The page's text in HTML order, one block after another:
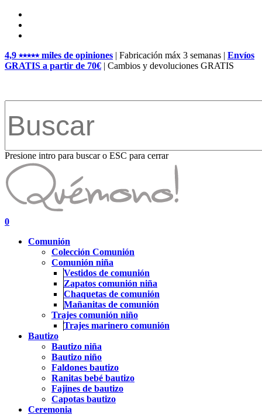
Skip
main
4,9 ⭑⭑⭑⭑⭑ miles de opiniones | Fabricación máx 3 semanas | Envíos
GRATIS a partir de 70€ | Cambios y devoluciones GRATIS
Presione intro para buscar o ESC para cerrar
Close
Search
search
account
0
Comunión
Colección Comunión
Comunión niña
Vestidos de comunión
Zapatos comunión niña
Chaquetas de comunión
Mañanitas de comunión
Trajes comunión niño
Trajes marinero comunión
Bautizo
Bautizo niña
Bautizo niño
Faldones bautizo
Ranitas bebé bautizo
Fajines de bautizo
Capotas bautizo
Ceremonia